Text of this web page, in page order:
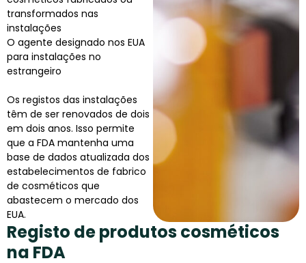
transformados nas
instalações
O agente designado nos EUA
para instalações no
estrangeiro
Os registos das instalações
têm de ser renovados de dois
em dois anos. Isso permite
que a FDA mantenha uma
base de dados atualizada dos
estabelecimentos de fabrico
de cosméticos que
abastecem o mercado dos
EUA.
Registo de produtos cosméticos
na FDA